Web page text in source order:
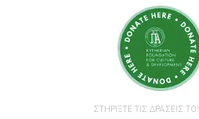
ΣΤΗΡΙΞΤΕ ΤΙΣ ΔΡΑΣΕΙΣ